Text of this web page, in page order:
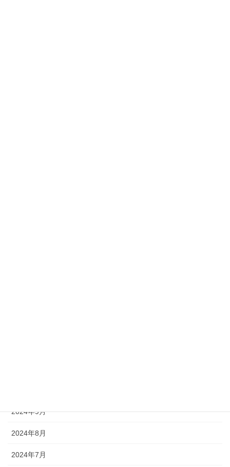
2024年9月
2024年8月
2024年7月